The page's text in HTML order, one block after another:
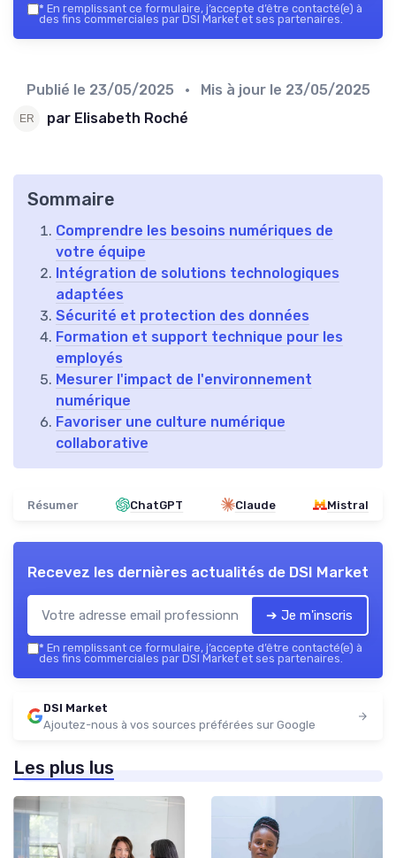
* En remplissant ce formulaire, j’accepte d’être contacté(e) à
des fins commerciales par DSI Market et ses partenaires.
Publié le 23/05/2025 • Mis à jour le 23/05/2025
par Elisabeth Roché
Sommaire
Comprendre les besoins numériques de
votre équipe
Intégration de solutions technologiques
adaptées
Sécurité et protection des données
Formation et support technique pour les
employés
Mesurer l'impact de l'environnement
numérique
Favoriser une culture numérique
collaborative
Résumer ChatGPT Claude Mistral
Recevez les dernières actualités de DSI Market
➔ Je m'inscris
* En remplissant ce formulaire, j’accepte d’être contacté(e) à
des fins commerciales par DSI Market et ses partenaires.
DSI Market
Ajoutez-nous à vos sources préférées sur Google
Les plus lus